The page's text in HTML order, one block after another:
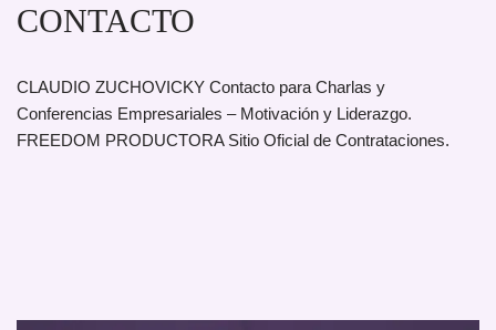
CONTACTO
CLAUDIO ZUCHOVICKY Contacto para Charlas y
Conferencias Empresariales – Motivación y Liderazgo.
FREEDOM PRODUCTORA Sitio Oficial de Contrataciones.